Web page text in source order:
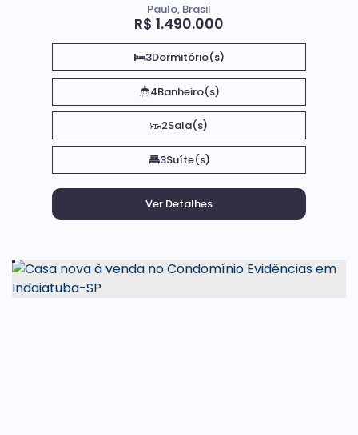
R$ 1.490.000
Paulo, Brasil
3Dormitório(s)
4Banheiro(s)
2Sala(s)
3Suíte(s)